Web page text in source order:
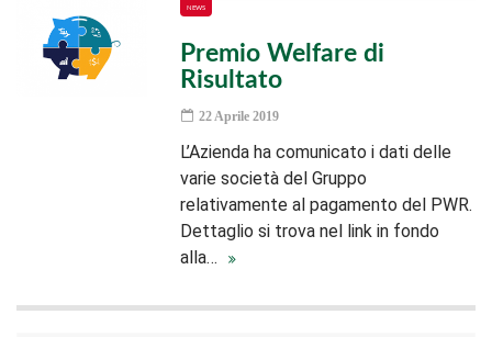
NEWS
Premio Welfare di
Risultato
22 Aprile 2019
L’Azienda ha comunicato i dati delle
varie società del Gruppo
relativamente al pagamento del PWR.
Dettaglio si trova nel link in fondo
alla…